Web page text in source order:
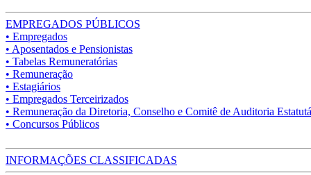
EMPREGADOS PÚBLICOS
• Empregados
• Aposentados e Pensionistas
• Tabelas Remuneratórias
• Remuneração
• Estagiários
• Empregados Terceirizados
• Remuneração da Diretoria, Conselho e Comitê de Auditoria
• Concursos Públicos
INFORMAÇÕES CLASSIFICADAS